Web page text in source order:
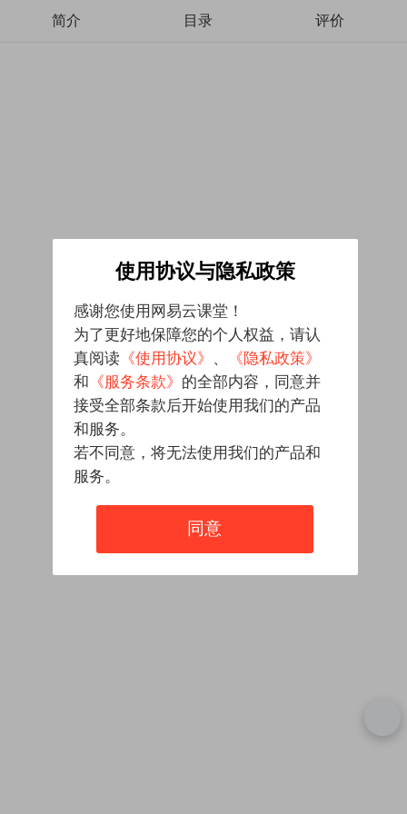
简介 目录 评价
使用协议与隐私政策
感谢您使用网易云课堂！
为了更好地保障您的个人权益，请认
真阅读 《使用协议》 、
《隐私政策》
和 《服务条款》 的全部内容，同意并
接受全部条款后开始使用我们的产品
和服务。
若不同意，将无法使用我们的产品和
服务。
同意